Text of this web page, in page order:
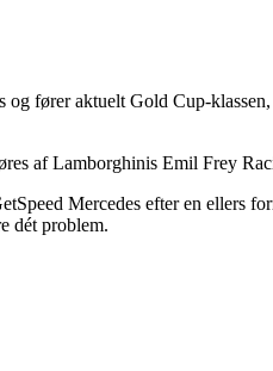
fører aktuelt Gold Cup-
af Lamborghinis Emil Frey
Mercedes efter en ellers
dét problem.